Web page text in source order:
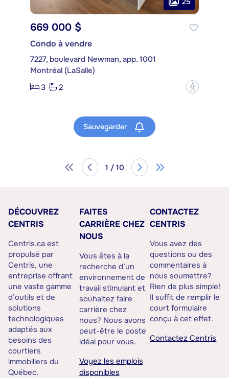
669 000 $
Condo à vendre
7227, boulevard Newman, app. 1001
Montréal (LaSalle)
3
2 ?
Sauvegarder
1 / 10
DÉCOUVREZ
CENTRIS
Centris.ca est
propulsé par
Centris, une
entreprise offrant
une vaste gamme
d’outils et de
solutions
technologiques
adaptés aux
besoins des
courtiers
immobiliers du
Québec.
FAITES
CARRIÈRE CHEZ
NOUS
Vous êtes à la
recherche d’un
environnement de
travail stimulant et
souhaitez faire
carrière chez
nous? Nous avons
peut-être le poste
idéal pour vous.
Voyez les emplois
disponibles
CONTACTEZ
CENTRIS
Vous avez des
questions ou des
commentaires à
nous soumettre?
Rien de plus simple!
Il suffit de remplir le
court formulaire
conçu à cet effet.
Contactez Centris